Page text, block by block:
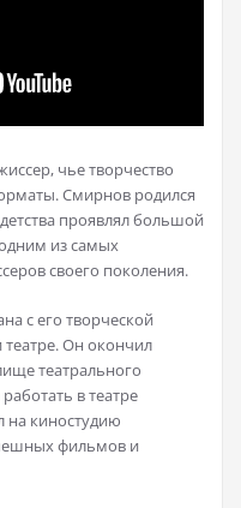
чье творчество
Смирнов родился
проявлял большой
одним из самых
своего поколения.
с его творческой
Он окончил
театрального
в театре
на киностудию
фильмов и